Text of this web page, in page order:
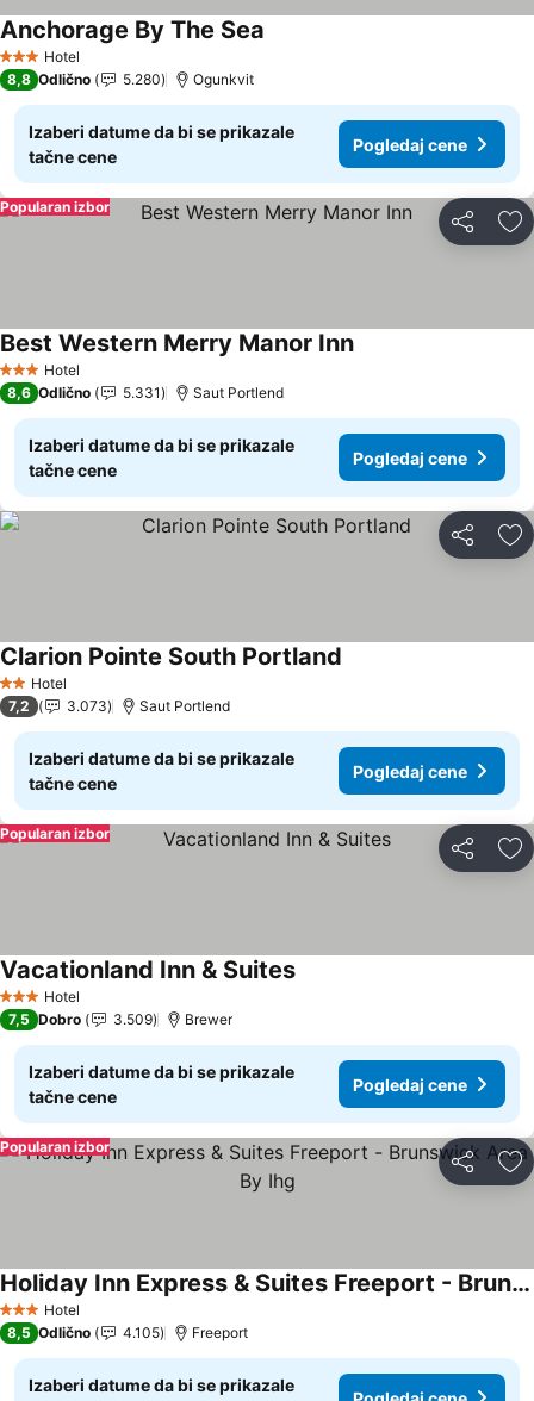
3 Zvezdice
Hotel
Anchorage By The Sea
8,8 Odlično 5.280 Ogunkvit
Izaberi datume da bi se prikazale
tačne cene
Pogledaj cene
Deli
Popularan izbor
3 Zvezdice
Hotel
Best Western Merry Manor Inn
8,6 Odlično 5.331 Saut Portlend
Izaberi datume da bi se prikazale
tačne cene
Pogledaj cene
Deli
2 Zvezdice
Hotel
Clarion Pointe South Portland
7,2 3.073 Saut Portlend
Izaberi datume da bi se prikazale
tačne cene
Pogledaj cene
Deli
Popularan izbor
3 Zvezdice
Hotel
Vacationland Inn & Suites
7,5 Dobro 3.509 Brewer
Izaberi datume da bi se prikazale
tačne cene
Pogledaj cene
Deli
Popularan izbor
3 Zvezdice
Hotel
Holiday Inn Express & Suites Freeport - Brunswick Area By Ihg
8,5 Odlično 4.105 Freeport
Izaberi datume da bi se prikazale